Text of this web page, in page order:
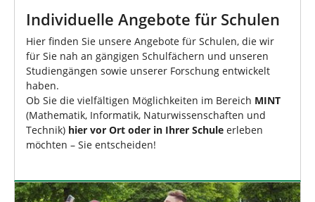
Individuelle Angebote für Schulen
Hier finden Sie unsere Angebote für Schulen, die wir
für Sie nah an gängigen Schulfächern und unseren
Studiengängen sowie unserer Forschung entwickelt
haben.
Ob Sie die vielfältigen Möglichkeiten im Bereich MINT
(Mathematik, Informatik, Naturwissenschaften und
Technik) hier vor Ort oder in Ihrer Schule erleben
möchten – Sie entscheiden!